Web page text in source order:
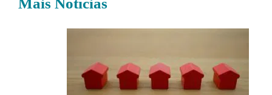
Mais Notícias